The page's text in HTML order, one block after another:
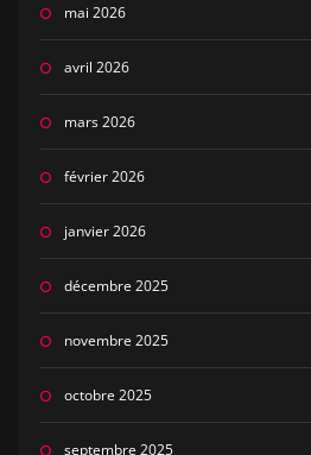
mai 2026
avril 2026
mars 2026
février 2026
janvier 2026
décembre 2025
novembre 2025
octobre 2025
septembre 2025